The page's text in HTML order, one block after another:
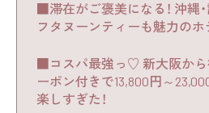
■滞在がご褒美になる！ 沖縄
フタヌーンティーも魅力のホ
■コスパ最強っ♡ 新大阪から
ーポン付きで13,800円～
楽しすぎた！